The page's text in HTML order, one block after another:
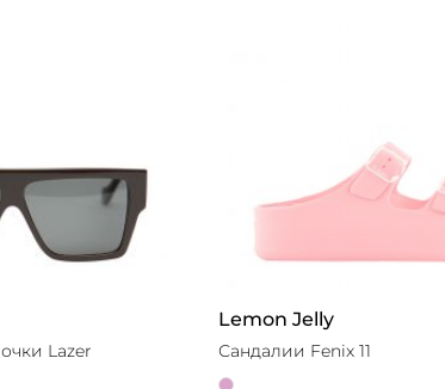
Lazer
Lemon Jelly
Сандалии Fenix 11